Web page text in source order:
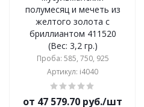
полумесяц и мечеть из
желтого золота с
бриллиантом 411520
(Вес: 3,2 гр.)
Проба: 585, 750, 925
Артикул: i4040
от 47 579.70 руб./шт